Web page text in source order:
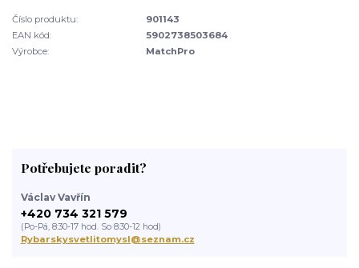
Číslo produktu:
901143
EAN kód:
5902738503684
Výrobce:
MatchPro
Potřebujete poradit?
Václav Vavřín
+420 734 321 579
(Po-Pá, 8:30-17 hod. So 8:30-12 hod)
Rybarskysvetlitomysl@seznam.cz